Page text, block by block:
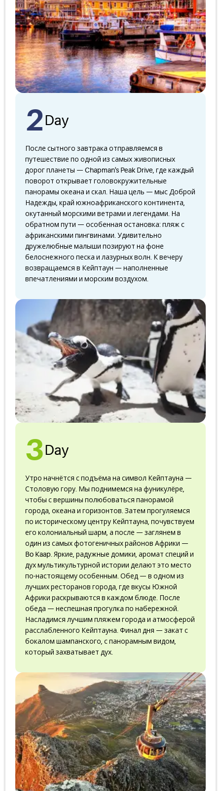
2Day
После сытного завтрака отправляемся в
путешествие по одной из самых живописных
дорог планеты — Chapman's Peak Drive, где каждый
поворот открывает головокружительные
панорамы океана и скал. Наша цель — мыс Доброй
Надежды, край южноафриканского континента,
окутанный морскими ветрами и легендами. На
обратном пути — особенная остановка: пляж с
африканскими пингвинами. Удивительно
дружелюбные малыши позируют на фоне
белоснежного песка и лазурных волн. К вечеру
возвращаемся в Кейптаун — наполненные
впечатлениями и морским воздухом.
3Day
Утро начнётся с подъёма на символ Кейптауна —
Столовую гору. Мы поднимемся на фуникулёре,
чтобы с вершины полюбоваться панорамой
города, океана и горизонтов. Затем прогуляемся
по историческому центру Кейптауна, почувствуем
его колониальный шарм, а после — заглянем в
один из самых фотогеничных районов Африки —
Bo Kaap. Яркие, радужные домики, аромат специй и
дух мультикультурной истории делают это место
по-настоящему особенным. Обед — в одном из
лучших ресторанов города, где вкусы Южной
Африки раскрываются в каждом блюде. После
обеда — неспешная прогулка по набережной.
Насладимся лучшим пляжем города и атмосферой
расслабленного Кейптауна. Финал дня — закат с
бокалом шампанского, с панорамным видом,
который захватывает дух.